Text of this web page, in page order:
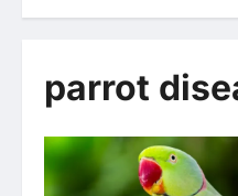
parrot